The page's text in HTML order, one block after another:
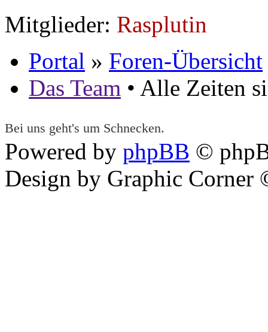
Mitglieder: Rasplutin
Portal » Foren-Übersicht
Das Team • Alle Zeiten
Bei uns geht's um Schnecken.
Powered by phpBB ©
Design by Graphic Corner